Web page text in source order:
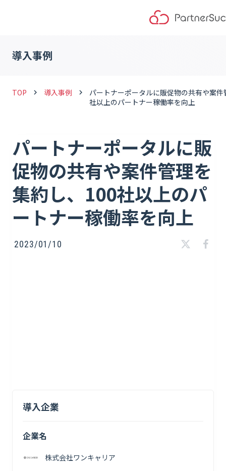
導入事例
TOP keyboard_arrow_right 導入事例 keyboard_arrow_right
パートナーポータルに販促物の共有や案
社以上のパートナー稼働率を向上
パートナーポータルに販
促物の共有や案件管理を
集約し、100社以上のパ
ートナー稼働率を向上
2023/01/10
導入企業
企業名
株式会社ワンキャリア